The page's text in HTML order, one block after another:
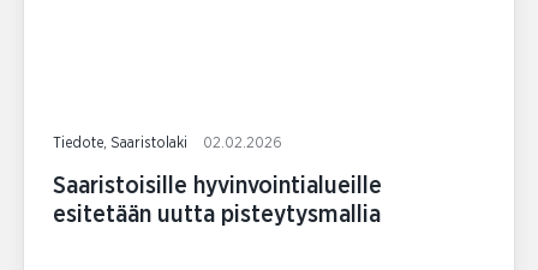
Tiedote, Saaristolaki 02.02.2026
Saaristoisille hyvinvointialueille
esitetään uutta pisteytysmallia